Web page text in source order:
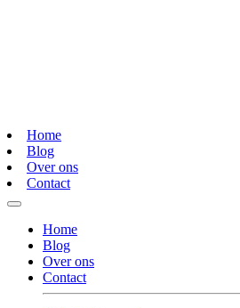
Home
Blog
Over ons
Contact
Home
Blog
Over ons
Contact